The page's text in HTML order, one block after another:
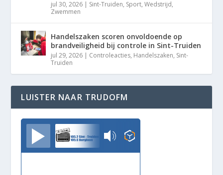
jul 30, 2026 | Sint-Truiden, Sport,Wedstrijd,
Zwemmen
Handelszaken scoren onvoldoende op
brandveiligheid bij controle in Sint-Truiden
jul 29, 2026 | Controleacties, Handelszaken, Sint-
Truiden
LUISTER NAAR TRUDOFM
TrudoFM